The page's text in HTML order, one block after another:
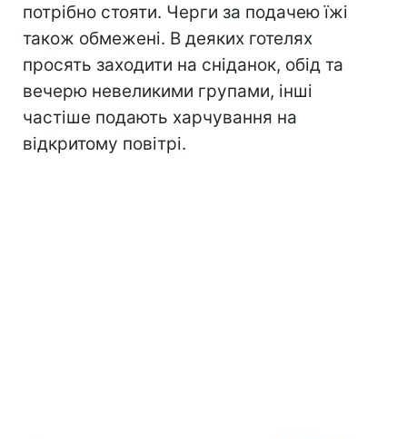
потрібно стояти. Черги за подачею їжі
також обмежені. В деяких готелях
просять заходити на сніданок, обід та
вечерю невеликими групами, інші
частіше подають харчування на
відкритому повітрі.